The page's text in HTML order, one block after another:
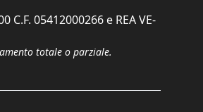
05412000266 e REA VE-
totale o parziale.